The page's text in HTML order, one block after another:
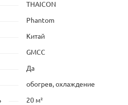
THAICON
Phantom
Китай
GMCC
Да
обогрев, охлаждение
20 м²